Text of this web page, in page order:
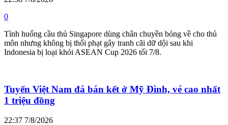
0
Tình huống cầu thủ Singapore dùng chân chuyền bóng về cho thủ
môn nhưng không bị thổi phạt gây tranh cãi dữ dội sau khi
Indonesia bị loại khỏi ASEAN Cup 2026 tối 7/8.
Tuyển Việt Nam đá bán kết ở Mỹ Đình, vé cao nhất
1 triệu đồng
22:37 7/8/2026